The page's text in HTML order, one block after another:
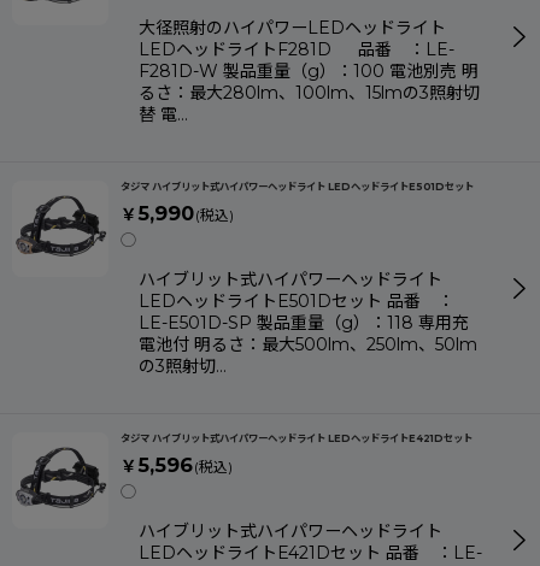
大径照射のハイパワーLEDヘッドライト
LEDヘッドライトF281D 品番 ：LE-
F281D-W 製品重量（g）：100 電池別売 明
るさ：最大280lm、100lm、15lmの3照射切
替 電…
タジマ ハイブリット式ハイパワーヘッドライト LEDヘッドライトE501Dセット
￥5,990(税込)
◯
ハイブリット式ハイパワーヘッドライト
LEDヘッドライトE501Dセット 品番 ：
LE-E501D-SP 製品重量（g）：118 専用充
電池付 明るさ：最大500lm、250lm、50lm
の3照射切…
タジマ ハイブリット式ハイパワーヘッドライト LEDヘッドライトE421Dセット
￥5,596(税込)
◯
ハイブリット式ハイパワーヘッドライト
LEDヘッドライトE421Dセット 品番 ：LE-